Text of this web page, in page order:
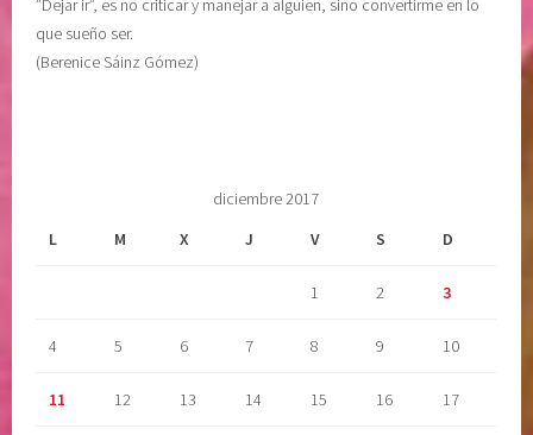
que sueño ser.
(Berenice Sáinz Gómez)
diciembre 2017
L
M X J V S D
1 2 3
4 5 6 7 8 9 10
11 12 13 14 15 16 17